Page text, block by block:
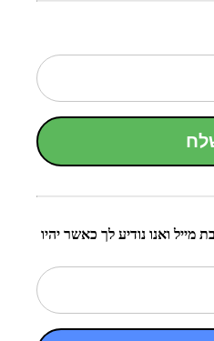
מייל ואנו נודיע לך כאשר יהיו